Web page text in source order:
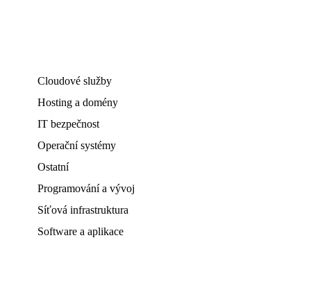
Cloudové služby
Hosting a domény
IT bezpečnost
Operační systémy
Ostatní
Programování a vývoj
Síťová infrastruktura
Software a aplikace